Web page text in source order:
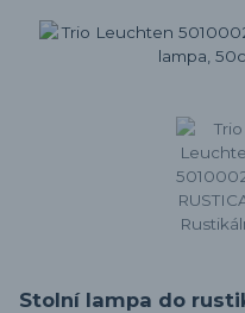
Stolní lampa do